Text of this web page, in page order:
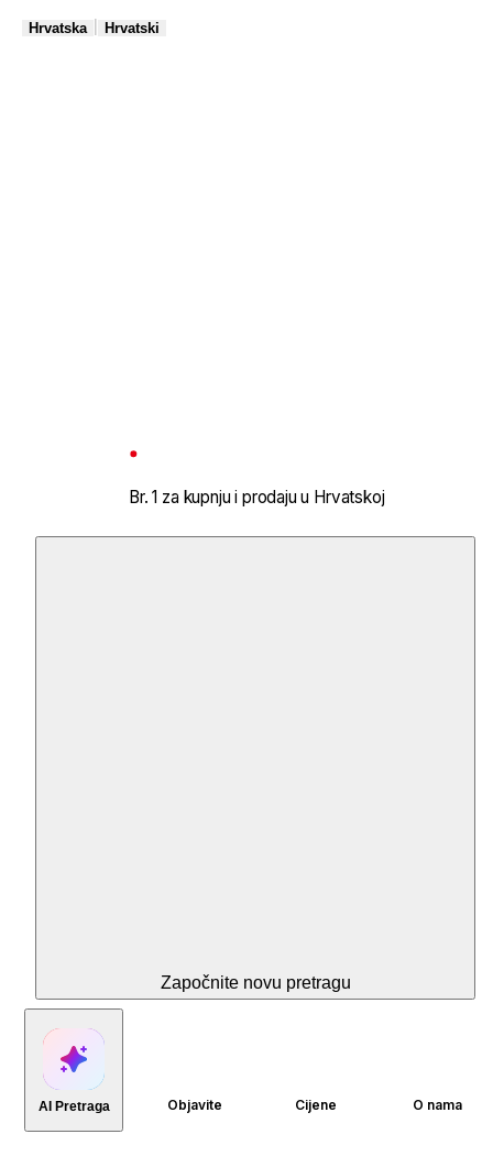
Hrvatska Hrvatski
Br. 1 za kupnju i prodaju u Hrvatskoj
Započnite novu pretragu
AI Pretraga Objavite Cijene O nama